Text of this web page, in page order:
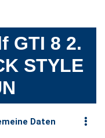
GTI 8 2.
STYLE
Daten